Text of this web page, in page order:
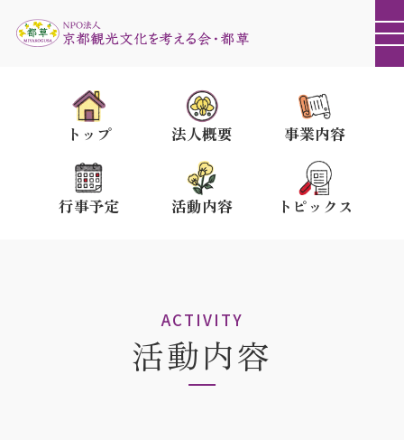
トップ 法人概要 事業内容
行事予定 活動内容 トピックス
ACTIVITY
活動内容